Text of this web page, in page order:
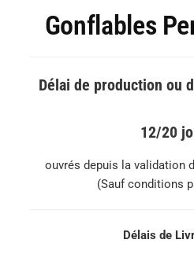
Gonflables
Délai de production ou
12/20
ouvrés depuis la validation
(Sauf conditions
Délais de